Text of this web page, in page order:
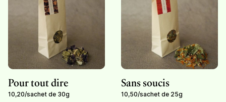
Pour tout dire
sachet de 30g
/
10,20
Sans soucis
sachet de 25g
/
10,50